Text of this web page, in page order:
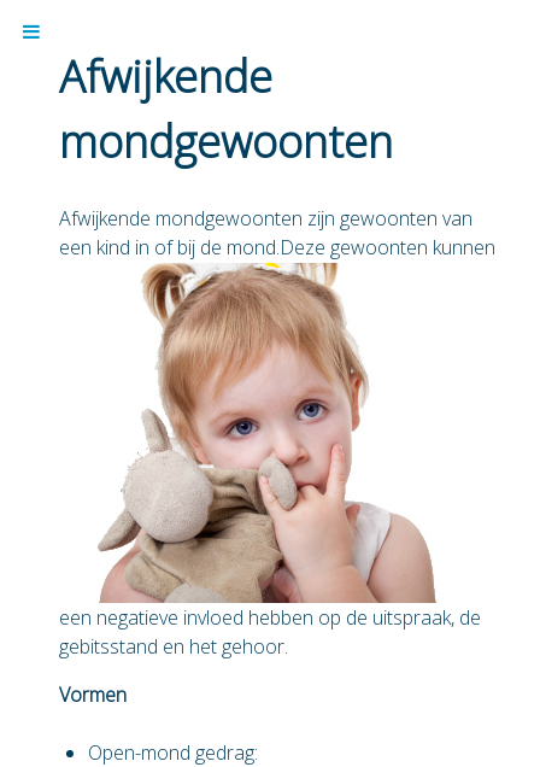
Afwijkende
mondgewoonten
Afwijkende mondgewoonten zijn gewoonten van
een kind in of bij de mond.Deze gewoonten kunnen
een negatieve invloed hebben op de uitspraak, de
gebitsstand en het gehoor.
Vormen
Open-mond gedrag: